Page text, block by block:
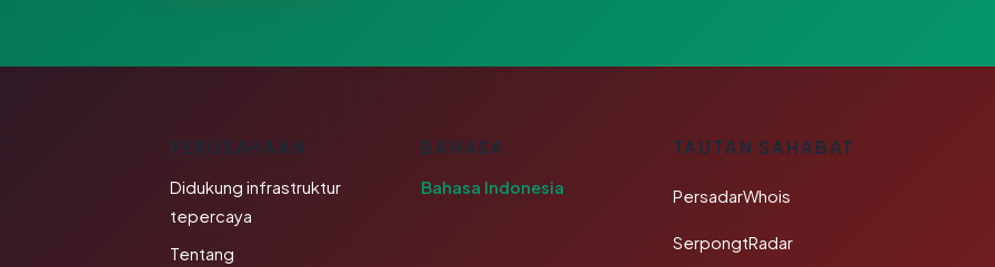
PERUSAHAAN
Didukung infrastruktur
tepercaya
Tentang
BAHASA
Bahasa Indonesia
TAUTAN SAHABAT
PersadarWhois
SerpongtRadar